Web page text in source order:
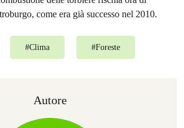
come era già successo nel 2010.
#Clima #Foreste
Autore